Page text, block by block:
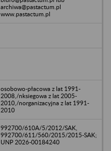
archiwa@pastactum.pl
www.pastactum.pl
osobowo-płacowa z lat 1991-
2008,/nksiegowa z lat 2005-
2010,/norganizacyjna z lat 1991-
2010
992700/610A/5/2012/SAK,
992700/611/560/2015/2015-SAK;
UNP 2026-00184240